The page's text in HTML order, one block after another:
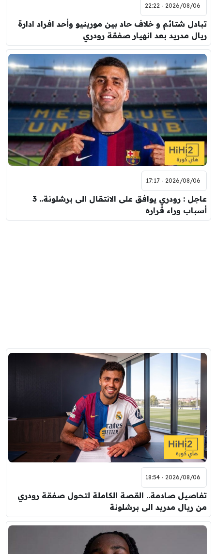
2026/08/06 - 22:22
تبادل شتائم و خلاف حاد بين مورينيو وأحد افراد ادارة
ريال مدريد بعد انهيار صفقة رودري
2026/08/06 - 17:17
عاجل : رودري يوافق على الانتقال الى برشلونة.. 3
أسباب وراء قراره
2026/08/06 - 18:54
تفاصيل صادمة.. القصة الكاملة لتحول صفقة رودري
من ريال مدريد الى برشلونة